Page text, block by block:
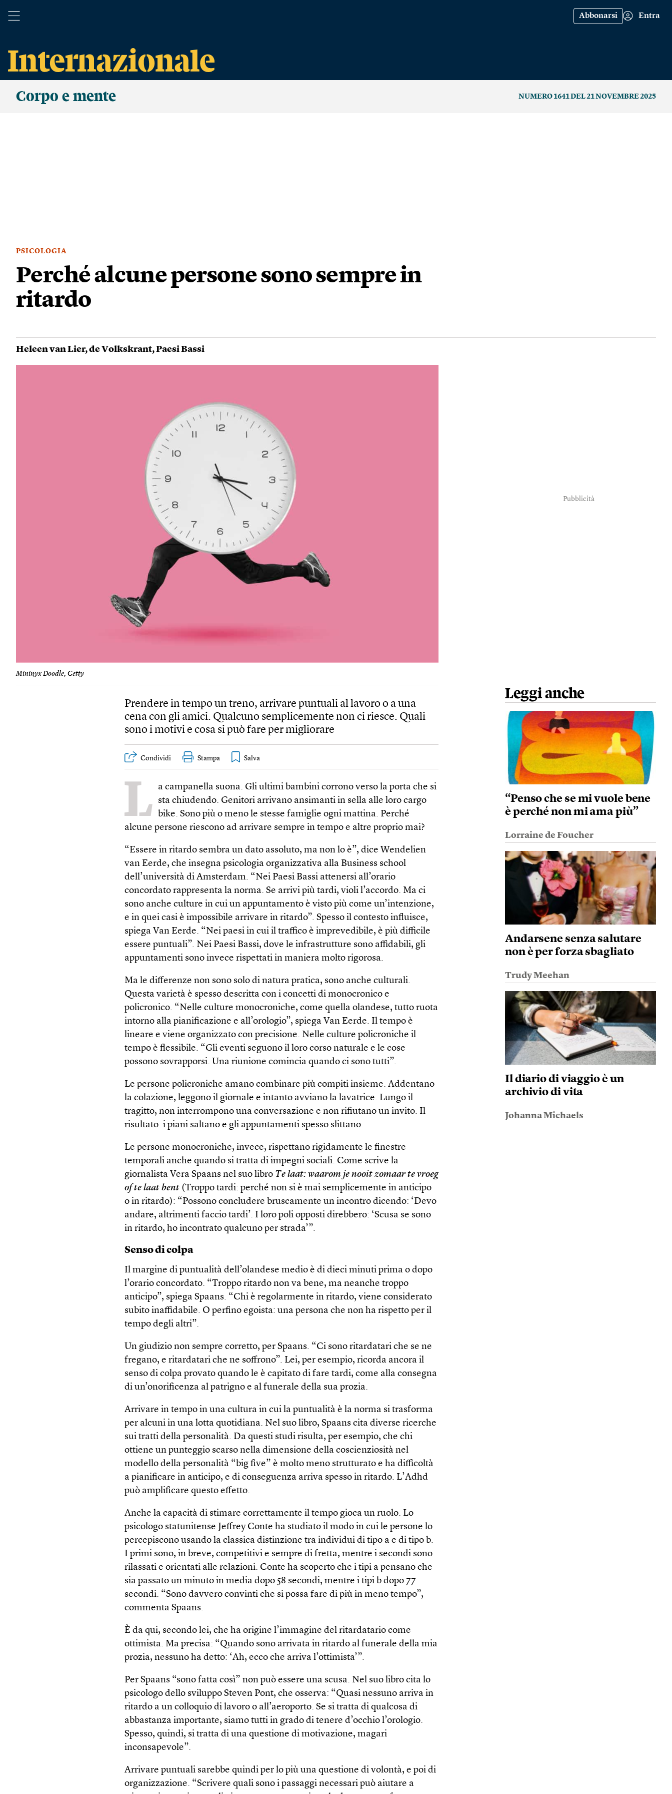
Abbonarsi Entra
Corpo e mente NUMERO 1641 DEL 21 NOVEMBRE 2025
PSICOLOGIA
Perché alcune persone sono sempre in
ritardo
Heleen van Lier,de Volkskrant,Paesi Bassi
Mininyx Doodle, Getty
Pubblicità
Prendere in tempo un treno, arrivare puntuali al lavoro o a una
cena con gli amici. Qualcuno semplicemente non ci riesce. Quali
sono i motivi e cosa si può fare per migliorare
Condividi Stampa
L
a campanella suona. Gli ultimi bambini corrono verso la porta che si
sta chiudendo. Genitori arrivano ansimanti in sella alle loro cargo
bike. Sono più o meno le stesse famiglie ogni mattina. Perché
alcune persone riescono ad arrivare sempre in tempo e altre proprio mai?
“Essere in ritardo sembra un dato assoluto, ma non lo è”, dice Wendelien
van Eerde, che insegna psicologia organizzativa alla Business school
dell’università di Amsterdam. “Nei Paesi Bassi attenersi all’orario
concordato rappresenta la norma. Se arrivi più tardi, violi l’accordo. Ma ci
sono anche culture in cui un appuntamento è visto più come un’intenzione,
e in quei casi è impossibile arrivare in ritardo”. Spesso il contesto influisce,
spiega Van Eerde. “Nei paesi in cui il traffico è imprevedibile, è più difficile
essere puntuali”. Nei Paesi Bassi, dove le infrastrutture sono affidabili, gli
appuntamenti sono invece rispettati in maniera molto rigorosa.
Ma le differenze non sono solo di natura pratica, sono anche culturali.
Questa varietà è spesso descritta con i concetti di monocronico e
policronico. “Nelle culture monocroniche, come quella olandese, tutto ruota
intorno alla pianificazione e all’orologio”, spiega Van Eerde. Il tempo è
lineare e viene organizzato con precisione. Nelle culture policroniche il
tempo è flessibile. “Gli eventi seguono il loro corso naturale e le cose
possono sovrapporsi. Una riunione comincia quando ci sono tutti”.
Le persone policroniche amano combinare più compiti insieme. Addentano
la colazione, leggono il giornale e intanto avviano la lavatrice. Lungo il
tragitto, non interrompono una conversazione e non rifiutano un invito. Il
risultato: i piani saltano e gli appuntamenti spesso slittano.
Le persone monocroniche, invece, rispettano rigidamente le finestre
temporali anche quando si tratta di impegni sociali. Come scrive la
giornalista Vera Spaans nel suo libro Te laat: waarom je nooit zomaar te vroeg
of te laat bent (Troppo tardi: perché non si è mai semplicemente in anticipo
o in ritardo): “Possono concludere bruscamente un incontro dicendo: ‘Devo
andare, altrimenti faccio tardi’. I loro poli opposti direbbero: ‘Scusa se sono
in ritardo, ho incontrato qualcuno per strada’”.
Senso di colpa
Il margine di puntualità dell’olandese medio è di dieci minuti prima o dopo
l’orario concordato. “Troppo ritardo non va bene, ma neanche troppo
anticipo”, spiega Spaans. “Chi è regolarmente in ritardo, viene considerato
subito inaffidabile. O perfino egoista: una persona che non ha rispetto per il
tempo degli altri”.
Un giudizio non sempre corretto, per Spaans. “Ci sono ritardatari che se ne
fregano, e ritardatari che ne soffrono”. Lei, per esempio, ricorda ancora il
senso di colpa provato quando le è capitato di fare tardi, come alla consegna
di un’onorificenza al patrigno e al funerale della sua prozia.
Arrivare in tempo in una cultura in cui la puntualità è la norma si trasforma
per alcuni in una lotta quotidiana. Nel suo libro, Spaans cita diverse ricerche
sui tratti della personalità. Da questi studi risulta, per esempio, che chi
ottiene un punteggio scarso nella dimensione della coscienziosità nel
modello della personalità “big five” è molto meno strutturato e ha difficoltà
a pianificare in anticipo, e di conseguenza arriva spesso in ritardo. L’Adhd
può amplificare questo effetto.
Anche la capacità di stimare correttamente il tempo gioca un ruolo. Lo
psicologo statunitense Jeffrey Conte ha studiato il modo in cui le persone lo
percepiscono usando la classica distinzione tra individui di tipo a e di tipo b.
I primi sono, in breve, competitivi e sempre di fretta, mentre i secondi sono
rilassati e orientati alle relazioni. Conte ha scoperto che i tipi a pensano che
sia passato un minuto in media dopo 58 secondi, mentre i tipi b dopo 77
secondi. “Sono davvero convinti che si possa fare di più in meno tempo”,
commenta Spaans.
È da qui, secondo lei, che ha origine l’immagine del ritardatario come
ottimista. Ma precisa: “Quando sono arrivata in ritardo al funerale della mia
prozia, nessuno ha detto: ‘Ah, ecco che arriva l’ottimista’”.
Per Spaans “sono fatta così” non può essere una scusa. Nel suo libro cita lo
psicologo dello sviluppo Steven Pont, che osserva: “Quasi nessuno arriva in
ritardo a un colloquio di lavoro o all’aeroporto. Se si tratta di qualcosa di
abbastanza importante, siamo tutti in grado di tenere d’occhio l’orologio.
Spesso, quindi, si tratta di una questione di motivazione, magari
inconsapevole”.
Arrivare puntuali sarebbe quindi per lo più una questione di volontà, e poi di
organizzazione. “Scrivere quali sono i passaggi necessari può aiutare a
Leggi anche
“Penso che se mi vuole bene
è perché non mi ama più”
Lorraine de Foucher
Andarsene senza salutare
non è per forza sbagliato
Trudy Meehan
Il diario di viaggio è un
archivio di vita
Johanna Michaels